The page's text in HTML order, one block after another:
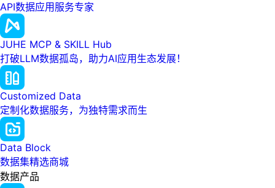
API数据应用服务专家
JUHE MCP & SKILL Hub
打破LLM数据孤岛，助力AI应用生态发展！
Customized Data
定制化数据服务，为独特需求而生
Data Block
数据集精选商城
数据产品